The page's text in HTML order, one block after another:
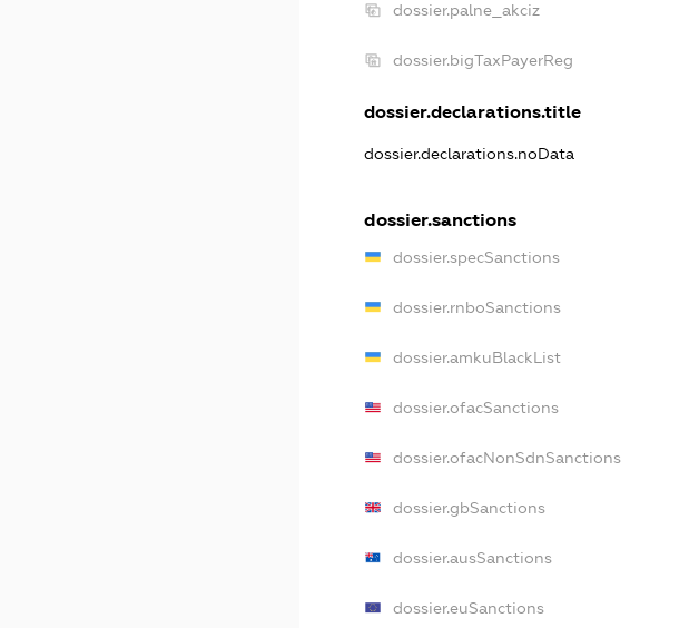
dossier.palne_akciz
dossier.bigTaxPayerReg
dossier.declarations.title
dossier.declarations.noData
dossier.sanctions
dossier.specSanctions
dossier.rnboSanctions
dossier.amkuBlackList
dossier.ofacSanctions
dossier.ofacNonSdnSanctions
dossier.gbSanctions
dossier.ausSanctions
dossier.euSanctions